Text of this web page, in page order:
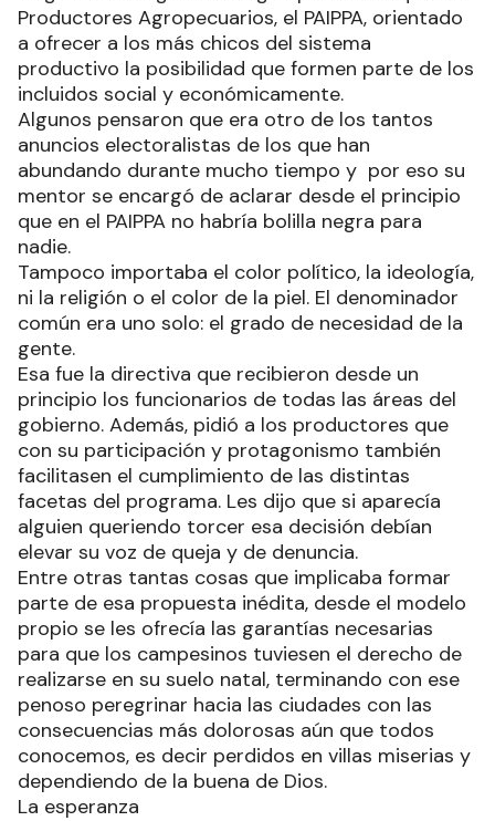
Productores Agropecuarios, el PAIPPA, orientado
a ofrecer a los más chicos del sistema
productivo la posibilidad que formen parte de los
incluidos social y económicamente.
Algunos pensaron que era otro de los tantos
anuncios electoralistas de los que han
abundando durante mucho tiempo y por eso su
mentor se encargó de aclarar desde el principio
que en el PAIPPA no habría bolilla negra para
nadie.
Tampoco importaba el color político, la ideología,
ni la religión o el color de la piel. El denominador
común era uno solo: el grado de necesidad de la
gente.
Esa fue la directiva que recibieron desde un
principio los funcionarios de todas las áreas del
gobierno. Además, pidió a los productores que
con su participación y protagonismo también
facilitasen el cumplimiento de las distintas
facetas del programa. Les dijo que si aparecía
alguien queriendo torcer esa decisión debían
elevar su voz de queja y de denuncia.
Entre otras tantas cosas que implicaba formar
parte de esa propuesta inédita, desde el modelo
propio se les ofrecía las garantías necesarias
para que los campesinos tuviesen el derecho de
realizarse en su suelo natal, terminando con ese
penoso peregrinar hacia las ciudades con las
consecuencias más dolorosas aún que todos
conocemos, es decir perdidos en villas miserias y
dependiendo de la buena de Dios.
La esperanza